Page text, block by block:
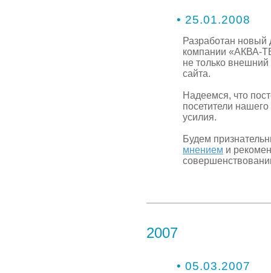
• 25.01.2008
Разработан новый
компании «АКВА-
не только
сайта.
Надеемся, что
посетители
усилия.
Будем
мнением и
2007
• 05.03.2007